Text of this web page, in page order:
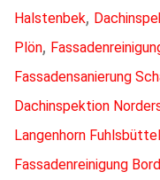
Halstenbek,
Plön,
Fassadensanierung
Dachinspektion
Langenhorn Fuhlsbüttel
Fassadenreinigung